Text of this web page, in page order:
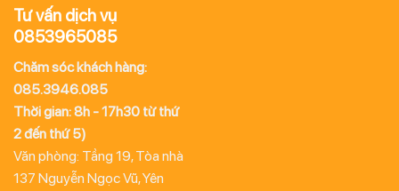
Tư vấn dịch vụ
0853965085
Chăm sóc khách hàng:
085.3946.085
Thời gian: 8h - 17h30 từ thứ
2 đến thứ 5)
Văn phòng: Tầng 19, Tòa nhà
137 Nguyễn Ngọc Vũ, Yên